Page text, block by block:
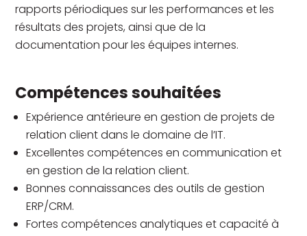
rapports périodiques sur les performances et les
résultats des projets, ainsi que de la
documentation pour les équipes internes.
Compétences souhaitées
Expérience antérieure en gestion de projets de
relation client dans le domaine de l’IT.
Excellentes compétences en communication et
en gestion de la relation client.
Bonnes connaissances des outils de gestion
ERP/CRM.
Fortes compétences analytiques et capacité à